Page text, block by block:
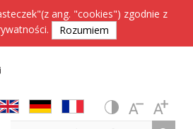
ang. "cookies") zgodnie z
. Rozumiem